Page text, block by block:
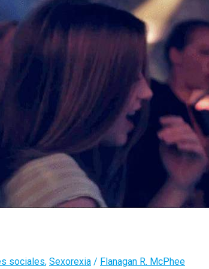
sociales, Sexorexia / Flanagan R. McPhee